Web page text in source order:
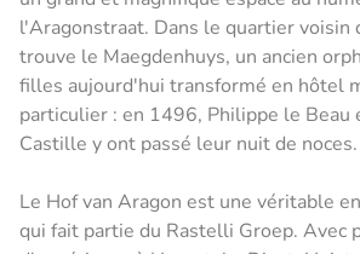
l'Aragonstraat. Dans le quartier voisin
trouve le Maegdenhuys, un ancien
filles aujourd'hui transformé en hôtel
particulier : en 1496, Philippe le Beau
Castille y ont passé leur nuit de noces.
Le Hof van Aragon est une véritable
qui fait partie du Rastelli Groep. Avec